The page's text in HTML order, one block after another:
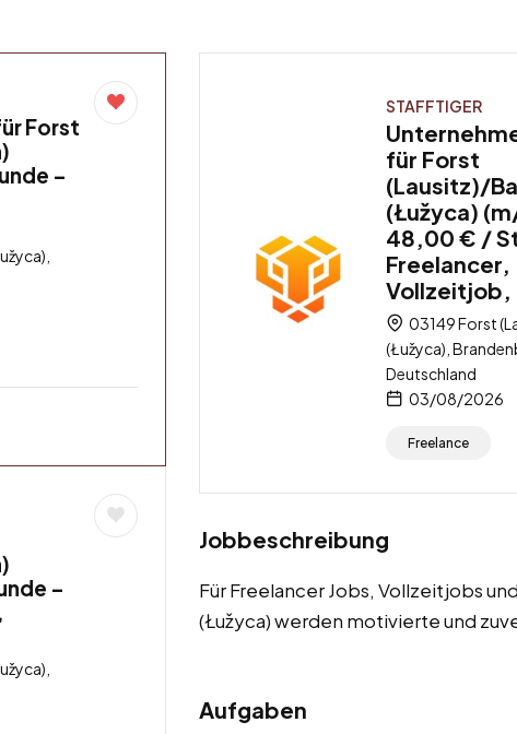
Forst
–
–
STAFFTIGER
für Forst
(Lausitz)/
(Łužyca)
48,00 € /
Freelancer,
Vollzeitjob,
03149 Forst
(Łužyca),
Deutschland
03/08/2026
Freelance
Jobbeschreibung
Für Freelancer Jobs, Vollzeitjobs
(Łužyca) werden motivierte und
Aufgaben